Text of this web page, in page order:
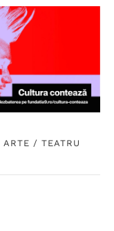
ARTE /TEATRU